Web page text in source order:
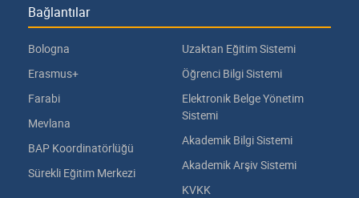
Bağlantılar
Bologna
Erasmus+
Farabi
Mevlana
BAP Koordinatörlüğü
Sürekli Eğitim Merkezi
Uzaktan Eğitim Sistemi
Öğrenci Bilgi Sistemi
Elektronik Belge Yönetim
Sistemi
Akademik Bilgi Sistemi
Akademik Arşiv Sistemi
KVKK